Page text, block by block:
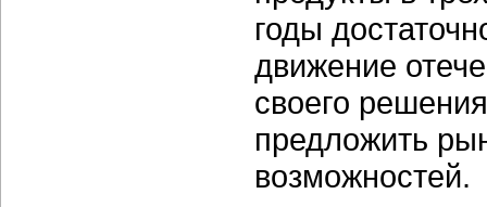
годы
движение
своего
предложить
возможностей.